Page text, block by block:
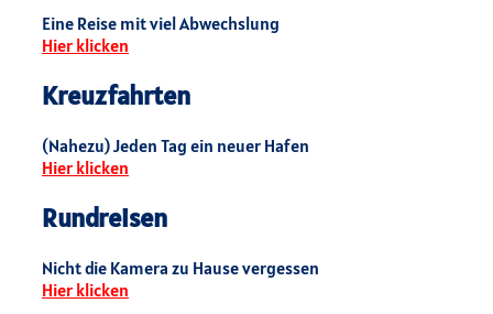
Eine Reise mit viel Abwechslung
Hier klicken
Kreuzfahrten
(Nahezu) Jeden Tag ein neuer Hafen
Hier klicken
Rundreisen
Nicht die Kamera zu Hause vergessen
Hier klicken